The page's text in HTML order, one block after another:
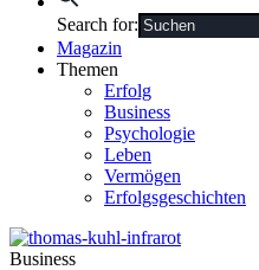
Search for:
Magazin
Themen
Erfolg
Business
Psychologie
Leben
Vermögen
Erfolgsgeschichten
Business